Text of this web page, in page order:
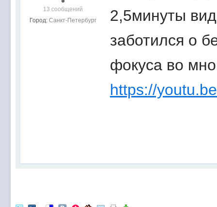
13 сообщений
Город: Санкт-Петербург
2,5минуты
заботился о
фокуса во
https://